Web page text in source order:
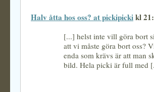
Halv åtta hos oss? at pickipickikl
[...] helst inte vill göra bort
att vi måste göra bort oss?
enda som krävs är att man
bild. Hela picki är full med